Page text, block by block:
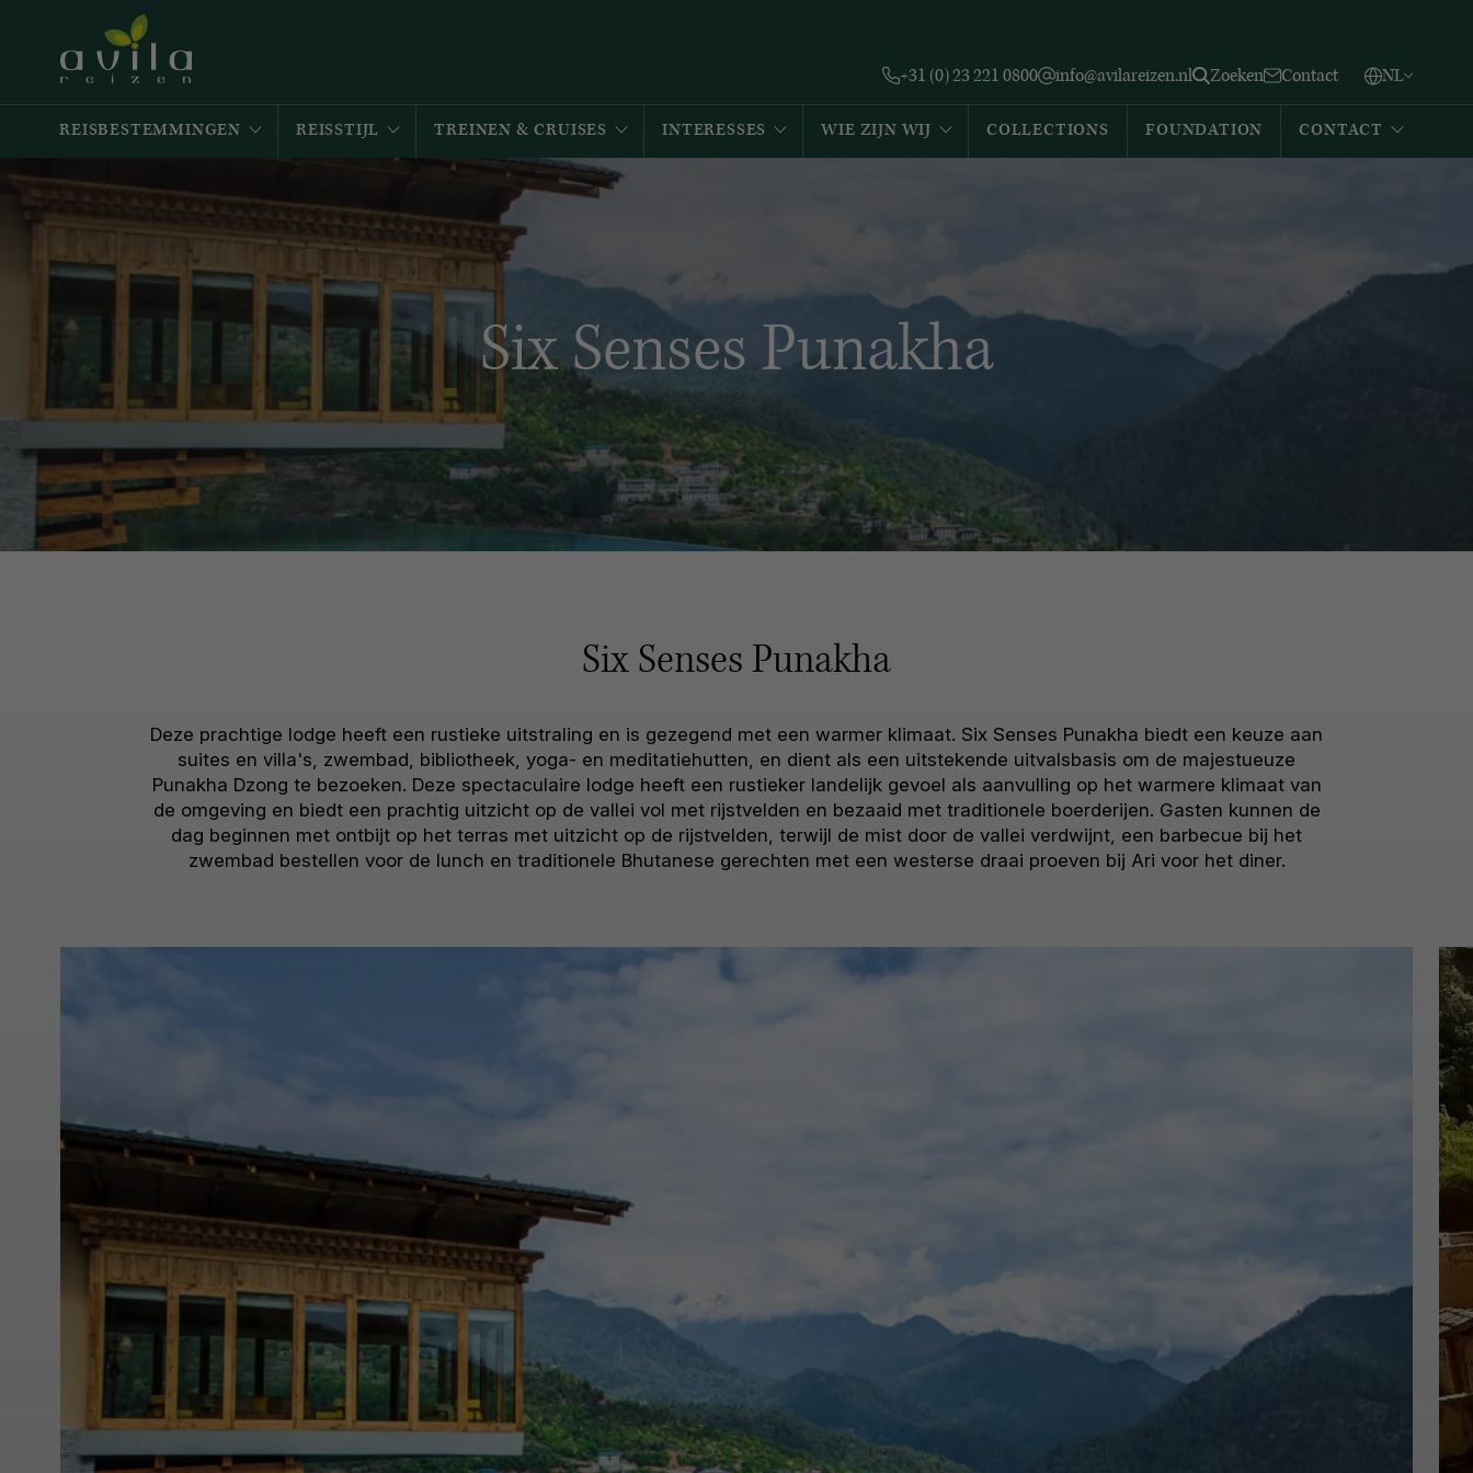
+31 (0) 23 221 0800 info@avilareizen.nl Zoeken Contact NL
Español
REISBESTEMMINGEN REISSTIJL TREINEN & CRUISES INTERESSES WIE ZIJN WIJ COLLECTIONS FOUNDATION CONTACT
Six Senses Punakha
Six Senses Punakha
Deze prachtige lodge heeft een rustieke uitstraling en is gezegend met een warmer klimaat. Six Senses Punakha biedt een keuze aan
suites en villa's, zwembad, bibliotheek, yoga- en meditatiehutten, en dient als een uitstekende uitvalsbasis om de majestueuze
Punakha Dzong te bezoeken. Deze spectaculaire lodge heeft een rustieker landelijk gevoel als aanvulling op het warmere klimaat van
de omgeving en biedt een prachtig uitzicht op de vallei vol met rijstvelden en bezaaid met traditionele boerderijen. Gasten kunnen de
dag beginnen met ontbijt op het terras met uitzicht op de rijstvelden, terwijl de mist door de vallei verdwijnt, een barbecue bij het
zwembad bestellen voor de lunch en traditionele Bhutanese gerechten met een westerse draai proeven bij Ari voor het diner.